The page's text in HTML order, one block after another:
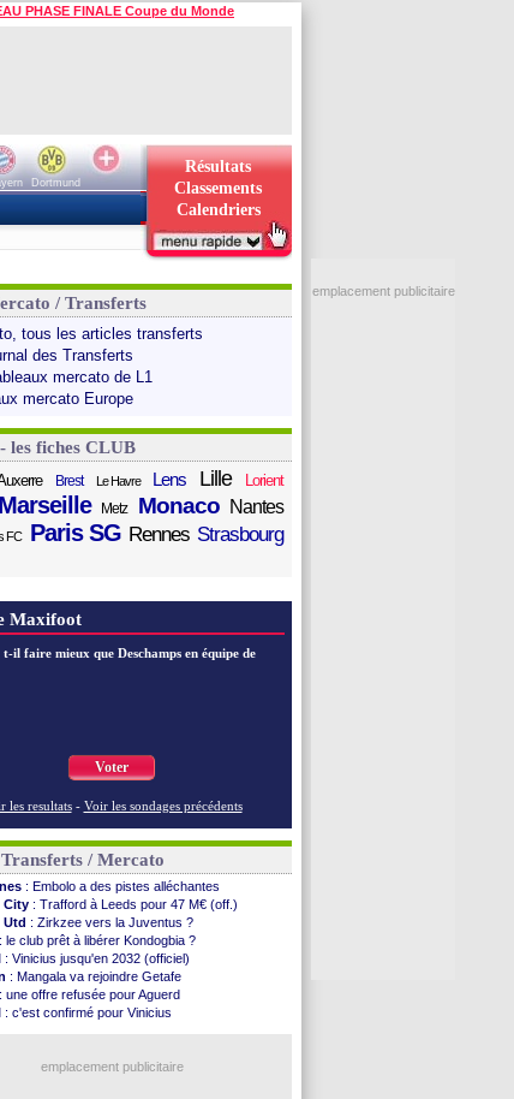
PHASE FINALE Coupe du Monde
Dortmund
Résultats
Classements
Calendriers
/ Transferts
tous les articles transferts
des Transferts
mercato de L1
mercato Europe
les fiches CLUB
Brest Le Havre Lens Lille Lorient
Marseille Metz Monaco Nantes
FC Paris SG Rennes Strasbourg
Maxifoot
il faire mieux que Deschamps en équipe de
Voter
les resultats - Voir les sondages précédents
/ Mercato
: Embolo a des pistes alléchantes
City : Trafford à Leeds pour 47 M€ (off.)
Utd : Zirkzee vers la Juventus ?
: le club prêt à libérer Kondogbia ?
: Vinicius jusqu'en 2032 (officiel)
: Mangala va rejoindre Getafe
: une offre refusée pour Aguerd
: c'est confirmé pour Vinicius
: une offre pour Bulka
emplacement publicitaire
emplacement publicitaire